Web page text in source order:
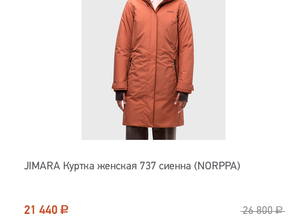
JIMARA Куртка женская 737 сиенна (NORPPA)
21 440 Р 26 800 Р